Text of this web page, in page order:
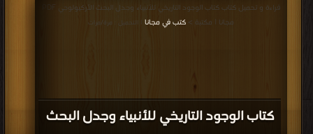
كتاب الوجود التاريخي للأنبياء وجدل البحث
مجانا | مكتبة > كتب في مجانا | التحميل : مرة/مرات